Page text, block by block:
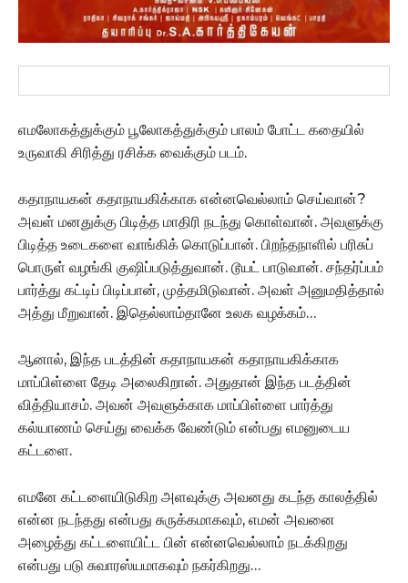
எமலோகத்துக்கும் பூலோகத்துக்கும் பாலம் போட்ட கதையில்
உருவாகி சிரித்து ரசிக்க வைக்கும் படம்.
கதாநாயகன் கதாநாயகிக்காக என்னவெல்லாம் செய்வான்?
அவள் மனதுக்கு பிடித்த மாதிரி நடந்து கொள்வான். அவளுக்கு
பிடித்த உடைகளை வாங்கிக் கொடுப்பான். பிறந்தநாளில் பரிசுப்
பொருள் வழங்கி குஷிப்படுத்துவான். டூயட் பாடுவான். சந்தர்ப்பம்
பார்த்து கட்டிப் பிடிப்பான், முத்தமிடுவான். அவள் அனுமதித்தால்
அத்து மீறுவான். இதெல்லாம்தானே உலக வழக்கம்…
ஆனால், இந்த படத்தின் கதாநாயகன் கதாநாயகிக்காக
மாப்பிள்ளை தேடி அலைகிறான். அதுதான் இந்த படத்தின்
வித்தியாசம். அவன் அவளுக்காக மாப்பிள்ளை பார்த்து
கல்யாணம் செய்து வைக்க வேண்டும் என்பது எமனுடைய
கட்டளை.
எமனே கட்டளையிடுகிற அளவுக்கு அவனது கடந்த காலத்தில்
என்ன நடந்தது என்பது சுருக்கமாகவும், எமன் அவனை
அழைத்து கட்டளையிட்ட பின் என்னவெல்லாம் நடக்கிறது
என்பது படு சுவாரஸ்யமாகவும் நகர்கிறது…